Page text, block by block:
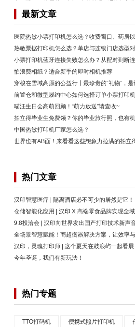
最新文章
医院热敏小票打印机怎么选？收费窗口、药房
热敏票据打印机怎么选？单店与连锁门店选型
小票打印机蓝牙连接失败怎么办？从配对到断
怕浪费相纸？适合新手的即时相机推荐
穿梭在雪域高原的公益行丨最珍贵的“礼物”，
前置仓和微型履约中心如何选择订单小票打印
喵汪生日会高萌回顾！“萌力放送”请查收~
拍立得毕业生免费领？你的毕业旅行照，也有
中国热敏打印机厂家怎么选？
世界也有AB面！来看看这些想象力拉满的拍立
热门文章
汉印智慧医疗 | 隔离酒店必不可少的居然是它！
仓储智能化应用 | 汉印 X 高端零食品牌实现全
9.8投洽会 | 汉印向世界发出国产打印技术新声
全场景智慧赋能！商超衡器解决方案，让效率
汉印，灵魂打印师 | 这个夏天在鼓浪屿一起看展
今年圣诞，我们有新玩法！
热门专题
TTO打码机 便携式照片打印机